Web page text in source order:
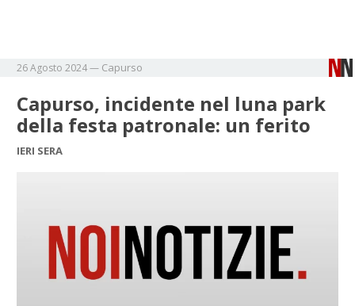
26 Agosto 2024— Capurso
Capurso, incidente nel luna park
della festa patronale: un ferito
IERI SERA